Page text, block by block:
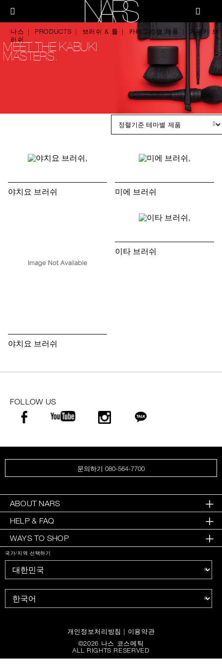
main
content
스
브러쉬 & 툴
페이스
MEET THE KABUKI
MASTERS.
나스 PRODUCTS 브러쉬 & 툴 카테고리별 제품
가부키 브
러쉬
야치요 브러쉬 미에 브러쉬
야치요 브러쉬
이타 브러쉬
FOLLOW US
문의하기 080-564-7700
ABOUT NARS
HELP & FAQ
WAYS TO SHOP
국가/지역 선택하기
개인정보처리방침 | 이용약관
©2026 나스 코스메틱
ALL RIGHTS RESERVED